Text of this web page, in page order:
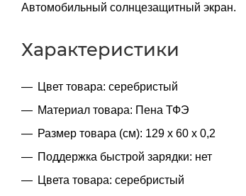
Автомобильный солнцезащитный экран.
Характеристики
Цвет товара: серебристый
Материал товара: Пена ТФЭ
Размер товара (см): 129 х 60 х 0,2
Поддержка быстрой зарядки: нет
Цвета товара: серебристый